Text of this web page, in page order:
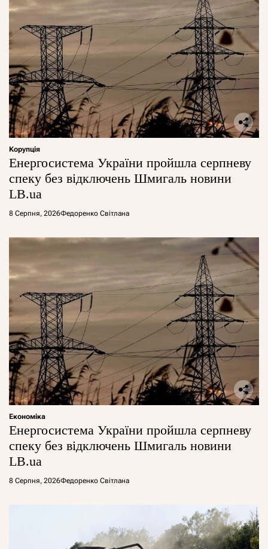
Корупція
Енергосистема України пройшла серпневу
спеку без відключень Шмигаль новини
LB.ua
8 Серпня, 2026Федоренко Світлана
Економіка
Енергосистема України пройшла серпневу
спеку без відключень Шмигаль новини
LB.ua
8 Серпня, 2026Федоренко Світлана